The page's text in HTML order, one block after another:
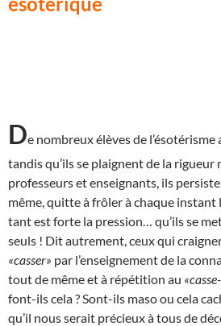
De nombreux élèves de l’ésotérisme
tandis qu’ils se plaignent de la rigueur
professeurs et enseignants, ils
même, quitte à frôler à chaque instant
tant est forte la pression… qu’ils se
seuls ! Dit autrement, ceux qui
«casser» par l’enseignement de la
tout de même et à répétition au
font-ils cela ? Sont-ils maso ou cela
qu’il nous serait précieux à tous de